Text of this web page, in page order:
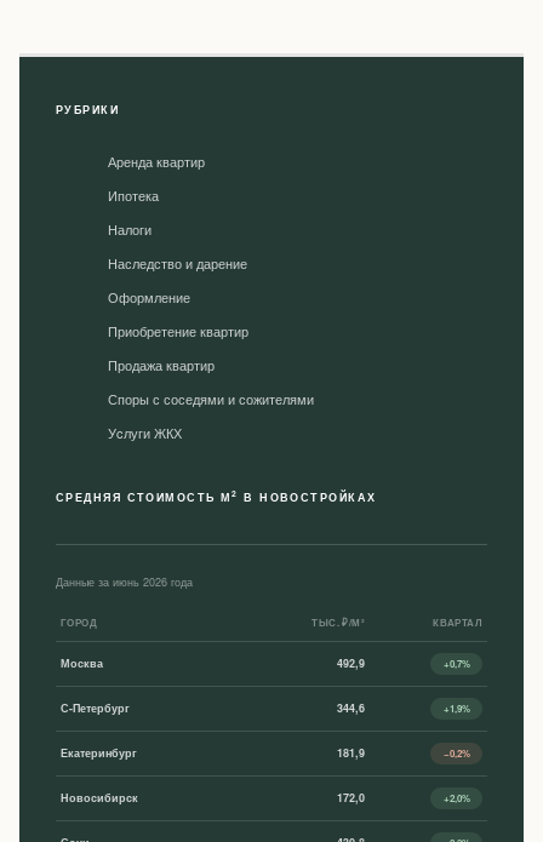
РУБРИКИ
Аренда квартир
Ипотека
Налоги
Наследство и дарение
Оформление
Приобретение квартир
Продажа квартир
Споры с соседями и сожителями
Уcлуги ЖКХ
СРЕДНЯЯ СТОИМОСТЬ М2 В НОВОСТРОЙКАХ
Данные за июнь 2026 года
ГОРОД ТЫС. ₽/М² КВАРТАЛ
Москва 492,9 +0,7%
С-Петербург 344,6 +1,9%
Екатеринбург 181,9 −0,2%
Новосибирск 172,0 +2,0%